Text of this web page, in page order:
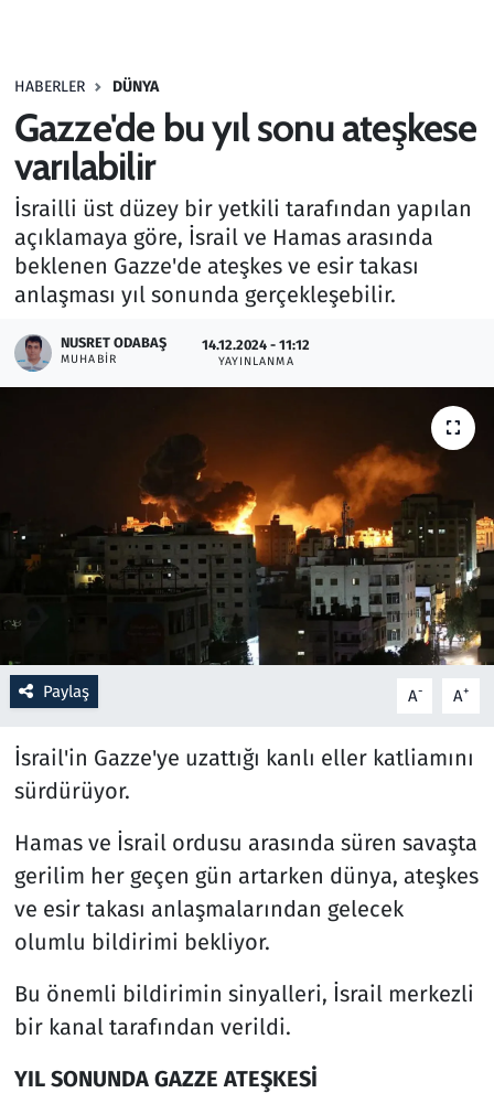
HABERLER DÜNYA
Gazze'de bu yıl sonu ateşkese
varılabilir
İsrailli üst düzey bir yetkili tarafından yapılan
açıklamaya göre, İsrail ve Hamas arasında
beklenen Gazze'de ateşkes ve esir takası
anlaşması yıl sonunda gerçekleşebilir.
NUSRET ODABAŞ
MUHABIR
14.12.2024 - 11:12
YAYINLANMA
Paylaş A- A+
İsrail'in Gazze'ye uzattığı kanlı eller katliamını
sürdürüyor.
Hamas ve İsrail ordusu arasında süren savaşta
gerilim her geçen gün artarken dünya, ateşkes
ve esir takası anlaşmalarından gelecek
olumlu bildirimi bekliyor.
Bu önemli bildirimin sinyalleri, İsrail merkezli
bir kanal tarafından verildi.
YIL SONUNDA GAZZE ATEŞKESİ
Haber
Kültür Sanat
Kurumsal Haberler
Lezzet Durağı
Resmi İlanlar
Rüya Tabirleri
Savunma Sanayi
Seçim 2023
Teknoloji ve Bilim
Televizyon